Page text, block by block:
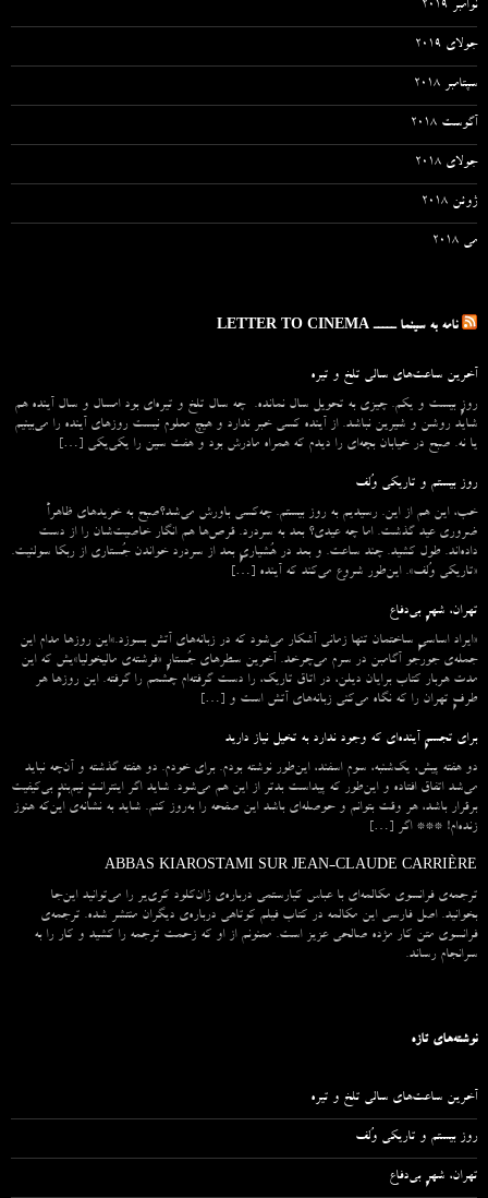
نوامبر 2019
جولای 2019
سپتامبر 2018
آگوست 2018
جولای 2018
ژوئن 2018
می 2018
نامه به سینما ـــــ LETTER TO CINEMA
آخرین ساعت‌های سالی تلخ و تیره
روزِ بیست و یکم. چیزی به تحویل سال نمانده. چه سال تلخ و تیره‌ای بود امسال و سال آینده هم
شاید روشن و شیرین نباشد. از آینده کسی خبر ندارد و هیچ معلوم نیست روزهای آینده را می‌بینیم
یا نه. صبح در خیابان بچه‌ای را دیدم که همراه مادرش بود و هفت سین را یکی‌یکی […]
روز بیستم و تاریکی وُلف
خب، این هم از این. رسیدیم به روز بیستم. چه‌کسی باورش می‌شد؟صبح به خریدهای ظاهراً
ضروری عید گذشت. اما چه عیدی؟ بعد به سردرد. قرص‌ها هم انگار خاصیت‌شان را از دست
داده‌اند. طول کشید. چند ساعت. و بعد در هُشیاریِ بعد از سردرد خواندن جُستاری از ربکا سولنیت.
«تاریکی وُلف». این‌طور شروع می‌‌کند که آینده […]
تهران، شهرِ بی‌دفاع
«ایراد اساسیِ ساختمان تنها زمانی آشکار می‌شود که در زبانه‌‌های آتش بسوزد.»این روزها مدام این
جمله‌ی جورجو آگامبن در سرم می‌چرخد. آخرین سطرهای جُستارِ «فرشته‌ی مالیخولیا»یش که این
مدت هربار کتاب برایان دیلن، در اتاق تاریک، را دست گرفته‌ام چشمم را گرفته. این روزها هر
طرفِ تهران را که نگاه می‌کنی زبانه‌های آتش است و […]
برای تجسمِ آینده‌ای که وجود ندارد به تخیل نیاز دارید
دو هفته پیش، یک‌شنبه، سوم اسفند، این‌طور نوشته بودم. برای خودم. دو هفته گذشته و آن‌چه نباید
می‌شد اتفاق افتاده و این‌طور که پیداست بدتر از این هم می‌شود. شاید اگر اینترانتِ نیم‌بندِ بی‌کیفیت
برقرار باشد، هر وقت بتوانم و حوصله‌ای باشد این صفحه را به‌روز کنم. شاید به نشانه‌ی این‌که هنوز
زنده‌ام! *** اگر […]
ABBAS KIAROSTAMI SUR JEAN-CLAUDE CARRIÈRE
ترجمه‌ی فرانسوی مکالمه‌ای با عباس کیارستمی درباره‌ی ژان‌کلود کری‌یر را می‌توانید این‌جا
بخوانید. اصل فارسی این مکالمه در کتاب فیلم کوتاهی درباره‌ی دیگران منتشر شده. ترجمه‌ی
فرانسوی متن کار مژده صالحی عزیز است. ممنونم از او که زحمت ترجمه را کشید و کار را به
سرانجام رساند.
نوشته‌های تازه
آخرین ساعت‌های سالی تلخ و تیره
روز بیستم و تاریکی وُلف
تهران، شهرِ بی‌دفاع